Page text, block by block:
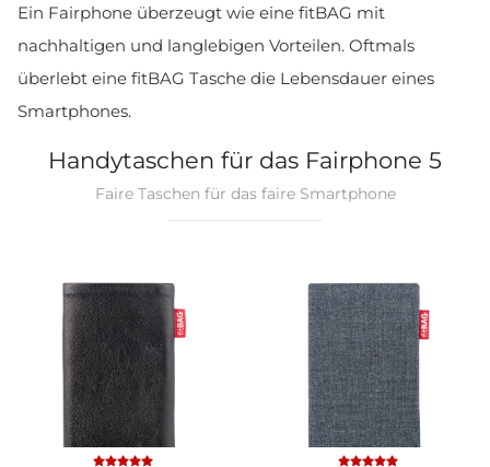
Ein Fairphone überzeugt wie eine fitBAG mit
nachhaltigen und langlebigen Vorteilen. Oftmals
überlebt eine fitBAG Tasche die Lebensdauer eines
Smartphones.
Handytaschen für das Fairphone 5
Faire Taschen für das faire Smartphone